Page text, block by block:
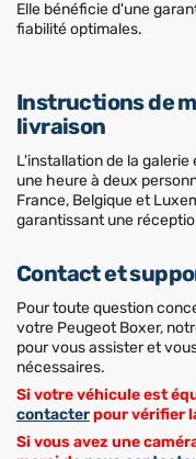
Elle bénéficie d'une
fiabilité optimales.
Instructions de
livraison
L'installation de la
une heure à deux
France, Belgique et
garantissant une
Contact et
Pour toute question
votre Peugeot Boxer,
pour vous assister et
nécessaires.
Si votre véhicule est
contacterpour vérifier
Si vous avez une